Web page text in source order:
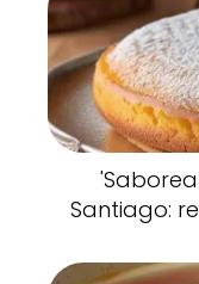
Santiago: